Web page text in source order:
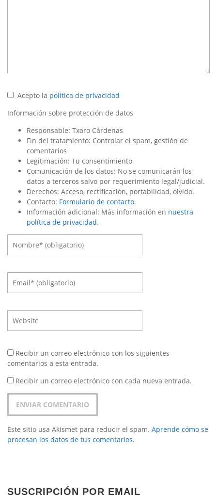
Acepto la política de privacidad
Información sobre protección de datos
Responsable: Txaro Cárdenas
Fin del tratamiento: Controlar el spam, gestión de
comentarios
Legitimación: Tu consentimiento
Comunicación de los datos: No se comunicarán los
datos a terceros salvo por requerimiento legal/judicial.
Derechos: Acceso, rectificación, portabilidad, olvido.
Contacto: Formulario de contacto.
Información adicional: Más información en nuestra
política de privacidad.
Recibir un correo electrónico con los siguientes
comentarios a esta entrada.
Recibir un correo electrónico con cada nueva entrada.
Este sitio usa Akismet para reducir el spam. Aprende cómo se
procesan los datos de tus comentarios.
SUSCRIPCIÓN POR EMAIL